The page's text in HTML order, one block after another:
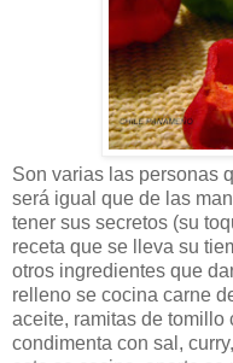
Son varias las personas
será igual que de las
tener sus secretos (su
receta que se lleva su
otros ingredientes que
relleno se cocina carne
aceite, ramitas de
condimenta con sal,